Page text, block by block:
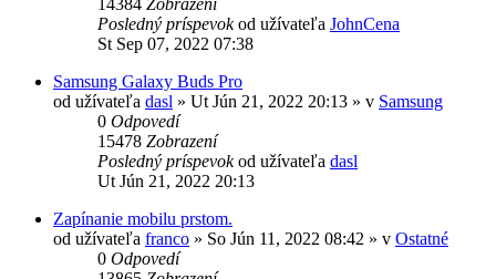
Posledný príspevokod užívateľa JohnCena
St Sep 07, 2022 07:38
Samsung Galaxy Buds Pro
od užívateľa dasl » Ut Jún 21, 2022 20:13 » v Samsung
0 Odpovedí
15478 Zobrazení
Posledný príspevokod užívateľa dasl
Ut Jún 21, 2022 20:13
Zapínanie mobilu prstom.
od užívateľa franco » So Jún 11, 2022 08:42 » v Ostatné
0 Odpovedí